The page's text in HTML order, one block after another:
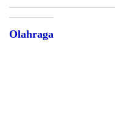
Olahraga